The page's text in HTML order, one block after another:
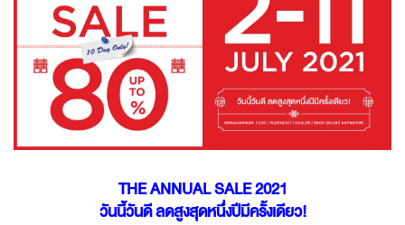
THE ANNUAL SALE 2021
วันนี้วันดี ลดสูงสุดหนึ่งปีมีครั้งเดียว!